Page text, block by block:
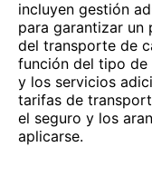
incluyen gestión
para garantizar un
del transporte de
función del tipo de
y los servicios
tarifas de
el seguro y los
aplicarse.